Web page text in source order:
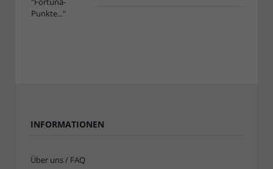
INFORMATIONEN
Über uns / FAQ